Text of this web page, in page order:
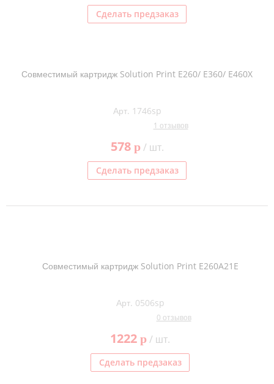
Сделать предзаказ
Совместимый картридж Solution Print E260/ E360/ E460X
Арт. 1746sp
1 отзывов
578 p/ шт.
Сделать предзаказ
Совместимый картридж Solution Print E260A21E
Арт. 0506sp
0 отзывов
1222 p/ шт.
Сделать предзаказ